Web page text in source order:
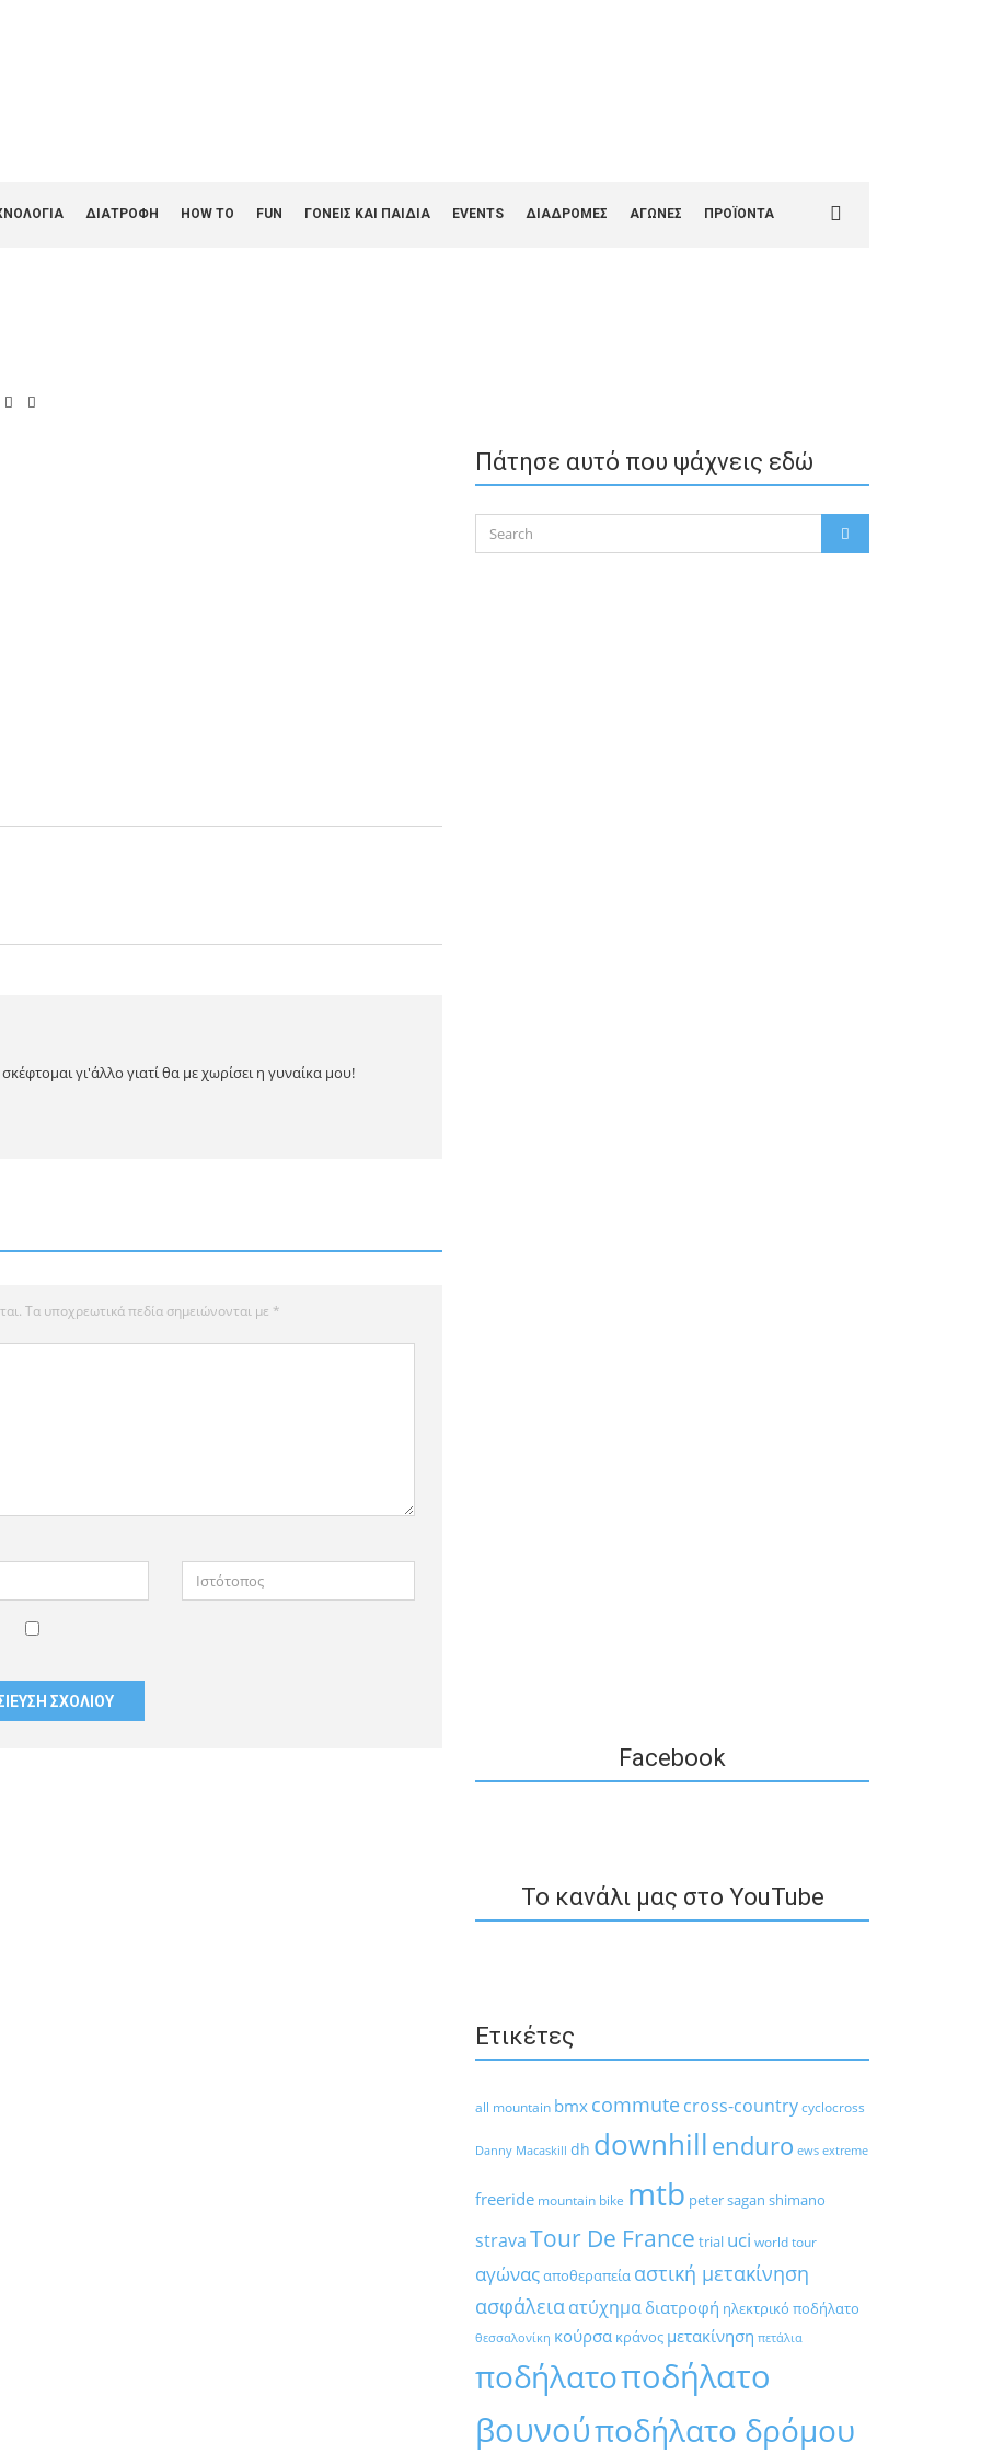
ΔΙΑΤΡΟΦΗ HOW TO FUN ΓΟΝΕΊΣ ΚΑΙ ΠΑΙΔΙΆ EVENTS ΔΙΑΔΡΟΜΕΣ ΑΓΩΝΕΣ ΠΡΟΪΟΝΤΑ
γι'άλλο γιατί θα με χωρίσει η γυναίκα μου!
Τα υποχρεωτικά πεδία σημειώνονται με *
Ιστότοπος
Πάτησε αυτό που ψάχνεις εδώ
Search
for:
Facebook
To κανάλι μας στο YouTube
Ετικέτες
all mountain bmx commutecross-countrycyclocross
Danny Macaskill dh downhill enduro ews extreme
freeride mountain bike mtb peter sagan shimano
stravaTour De France trial uci world tour
αγώναςαποθεραπεία αστική μετακίνηση
ασφάλειαατύχημα διατροφή ηλεκτρικό ποδήλατο
θεσσαλονίκη κούρσα κράνος μετακίνηση πετάλια
ποδήλατοποδήλατο
βουνούποδήλατο δρόμου